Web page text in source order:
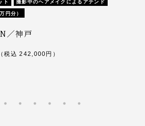
ト 撮影中のヘアメイクによるアテンド
円分）
／神戸
税込 242,000円）